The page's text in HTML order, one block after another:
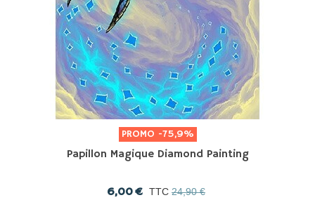
PROMO -75,9%
Papillon Magique Diamond Painting
6,00 € TTC 24,90 €